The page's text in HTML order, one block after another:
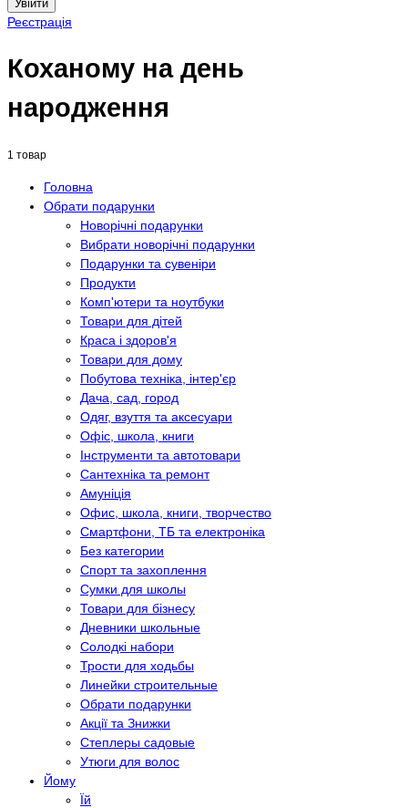
Увійти
Реєстрація
Коханому на день
народження
1 товар
Головна
Обрати подарунки
Новорічні подарунки
Вибрати новорічні подарунки
Подарунки та сувеніри
Продукти
Комп'ютери та ноутбуки
Товари для дітей
Краса і здоров'я
Товари для дому
Побутова техніка, інтер'єр
Дача, сад, город
Одяг, взуття та аксесуари
Офіс, школа, книги
Інструменти та автотовари
Сантехніка та ремонт
Амуніція
Офис, школа, книги, творчество
Смартфони, ТБ та електроніка
Без категории
Спорт та захоплення
Сумки для школы
Товари для бізнесу
Дневники школьные
Солодкі набори
Трости для ходьбы
Линейки строительные
Обрати подарунки
Акції та Знижки
Степлеры садовые
Утюги для волос
Йому
Їй